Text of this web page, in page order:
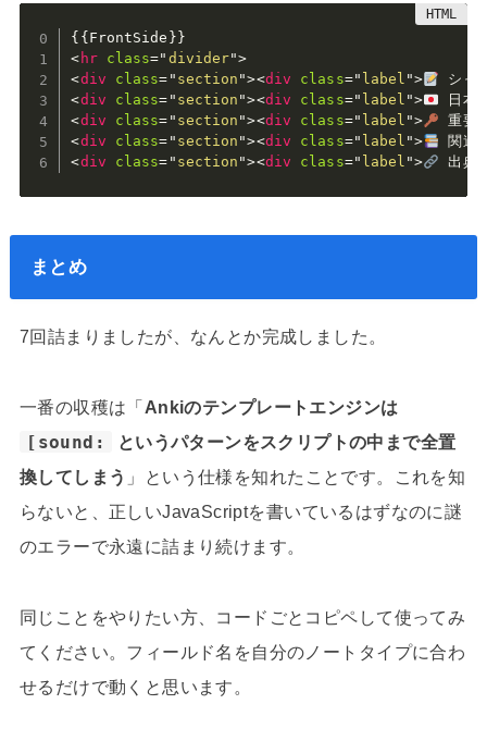
< hr class=" divider">
<div class= " section "><div class=" label ">
シャ
<div class= " section "><div class=" label ">
日本
<div class= " section "><div class=" label ">
重要
<div class= " section "><div class=" label ">
関連
<div class= " section "><div class=" label "> 出典
まとめ
7回詰まりましたが、なんとか完成しました。
一番の収穫は「Ankiのテンプレートエンジンは
[sound:
というパターンをスクリプトの中まで全置
換してしまう 」という仕様を知れたことです。これを知
らないと、正しいJavaScriptを書いているはずなのに謎
のエラーで永遠に詰まり続けます。
同じことをやりたい方、コードごとコピペして使ってみ
てください。フィールド名を自分のノートタイプに合わ
せるだけで動くと思います。